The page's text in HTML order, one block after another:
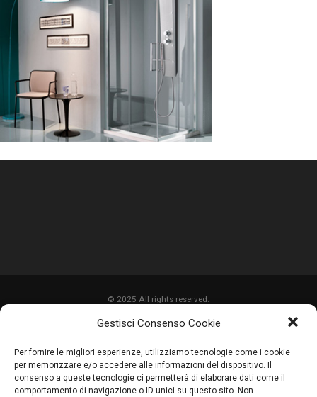
Gestisci Consenso Cookie
Per fornire le migliori esperienze, utilizziamo tecnologie come i cookie
per memorizzare e/o accedere alle informazioni del dispositivo. Il
consenso a queste tecnologie ci permetterà di elaborare dati come il
comportamento di navigazione o ID unici su questo sito. Non
© 2025 All rights reserved.
CHI SIAMO
SERVIZI